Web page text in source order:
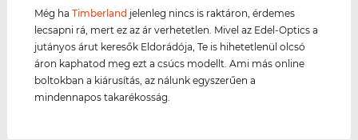
Még haTimberland jelenleg nincs is raktáron, érdemes
lecsapni rá, mert ez az ár verhetetlen. Mivel az Edel-Optics a
jutányos árut keresők Eldorádója, Te is hihetetlenül olcsó
áron kaphatod meg ezt a csúcs modellt. Ami más online
boltokban a kiárusítás, az nálunk egyszerűen a
mindennapos takarékosság.